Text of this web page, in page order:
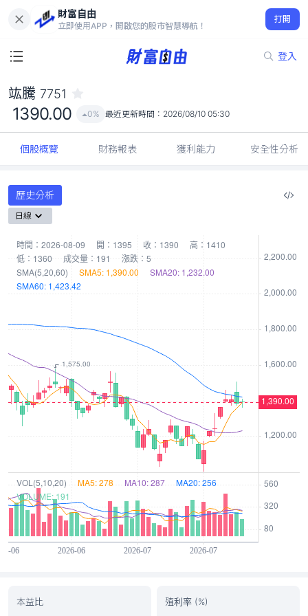
財富自由
立即使用APP，開啟您的股市智慧導航！
打開
登入
1390.00
0%
竑騰 7751
1390.00 0% 最近更新時間： 2026/08/10 05:30
個股概覽 財務報表 獲利能力 安全性分析
歷史分析
日線
本益比 殖利率 (%)